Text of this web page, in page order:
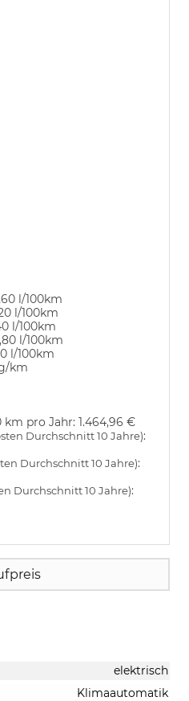
l/100km
l/100km
l/100km
l/100km
l/100km
km
km pro Jahr: 1.464,96 €
Durchschnitt 10 Jahre):
Durchschnitt 10 Jahre):
Durchschnitt 10 Jahre):
elektrisch
Klimaautomatik